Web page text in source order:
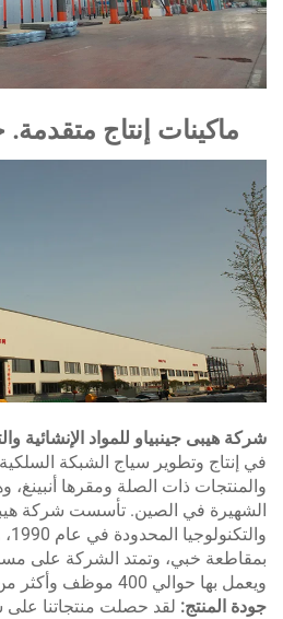
ماكينات إنتاج متقدمة.
هيبى جينبياو للمواد الإنشائية
إنتاج وتطوير سياج الشبكة السلكية،
ذات الصلة ومقرها أنبينغ،
في الصين. تأسست شركة هيبى
حوالي 400 موظف وأكثر من 60 من الموظفين الفنيين.
المنتج: